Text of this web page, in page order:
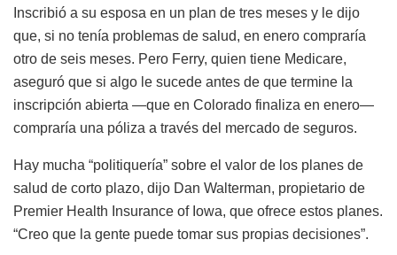
Inscribió a su esposa en un plan de tres meses y le dijo
que, si no tenía problemas de salud, en enero compraría
otro de seis meses. Pero Ferry, quien tiene Medicare,
aseguró que si algo le sucede antes de que termine la
inscripción abierta —que en Colorado finaliza en enero—
compraría una póliza a través del mercado de seguros.
Hay mucha “politiquería” sobre el valor de los planes de
salud de corto plazo, dijo Dan Walterman, propietario de
Premier Health Insurance of Iowa, que ofrece estos planes.
“Creo que la gente puede tomar sus propias decisiones”.